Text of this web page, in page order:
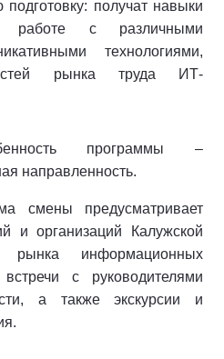
получат навыки
работе с различными
технологиями,
рынка труда ИТ-
программы –
направленность.
смены предусматривает
и организаций Калужской
информационных
с руководителями
а также экскурсии и